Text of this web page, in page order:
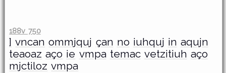
188v 750
] vncan ommjquj çan no iuhquj in aqujn
teaoaz aço ie vmpa temac vetzitiuh aço
mjctiloz vmpa